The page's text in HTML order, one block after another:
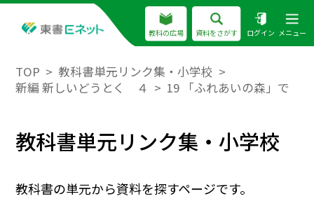
教科の広場 資料をさがす ログイン メニュー
TOP
教科書単元リンク集・小学校
新編 新しいどうとく ４
19 「ふれあいの森」で
教科書単元リンク集・小学校
教科書の単元から資料を探すページです。